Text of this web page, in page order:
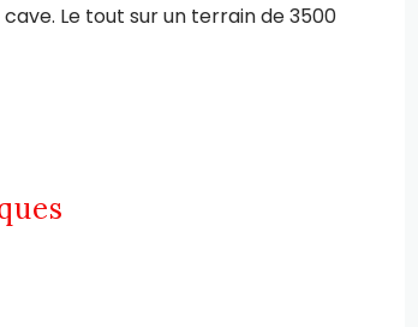
Le tout sur un terrain de 3500